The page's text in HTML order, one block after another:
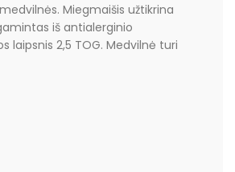
Miegmaišis užtikrina
iš antialerginio
laipsnis 2,5 TOG. Medvilnė turi